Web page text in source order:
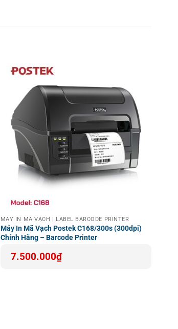
MÁY IN MÃ VẠCH | LABEL BARCODE PRINTER
Máy In Mã Vạch Postek C168/300s (300dpi)
Chính Hãng – Barcode Printer
7.500.000₫